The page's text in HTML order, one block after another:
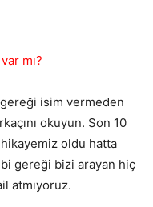
mı?
isim vermeden
okuyun. Son 10
oldu hatta
gereği bizi arayan hiç
atmıyoruz.